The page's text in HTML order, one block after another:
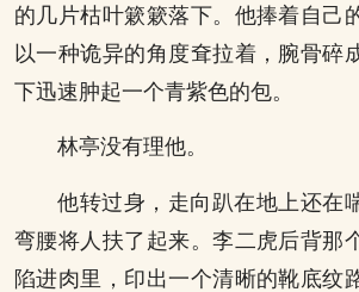
的几片枯叶簌簌落下。他捧着自己
以一种诡异的角度耷拉着，腕骨碎
下迅速肿起一个青紫色的包。
林亭没有理他。
他转过身，走向趴在地上还在
弯腰将人扶了起来。李二虎后背那
陷进肉里，印出一个清晰的靴底纹